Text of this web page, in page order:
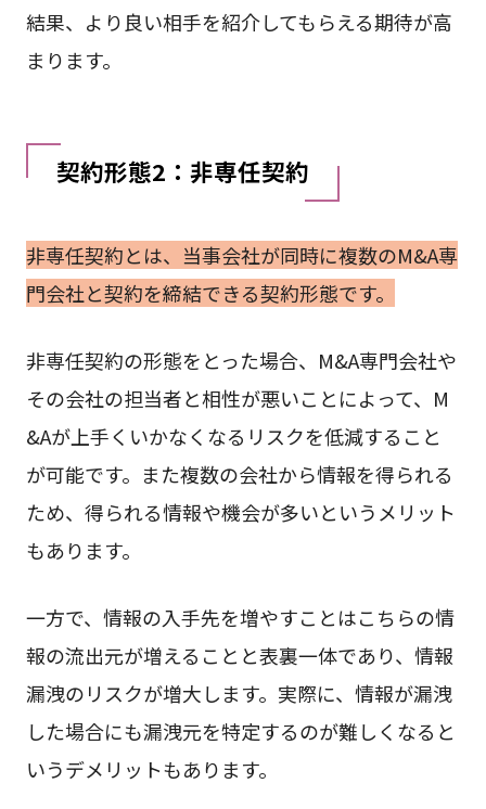
結果、より良い相手を紹介してもらえる期待が高
まります。
契約形態2：非専任契約
非専任契約とは、当事会社が同時に複数のM&A専
門会社と契約を締結できる契約形態です。
非専任契約の形態をとった場合、M&A専門会社や
その会社の担当者と相性が悪いことによって、M
&Aが上手くいかなくなるリスクを低減すること
が可能です。また複数の会社から情報を得られる
ため、得られる情報や機会が多いというメリット
もあります。
一方で、情報の入手先を増やすことはこちらの情
報の流出元が増えることと表裏一体であり、情報
漏洩のリスクが増大します。実際に、情報が漏洩
した場合にも漏洩元を特定するのが難しくなると
いうデメリットもあります。